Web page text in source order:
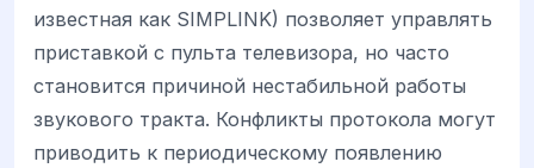
известная как SIMPLINK) позволяет управлять
приставкой с пульта телевизора, но часто
становится причиной нестабильной работы
звукового тракта. Конфликты протокола могут
приводить к периодическому появлению